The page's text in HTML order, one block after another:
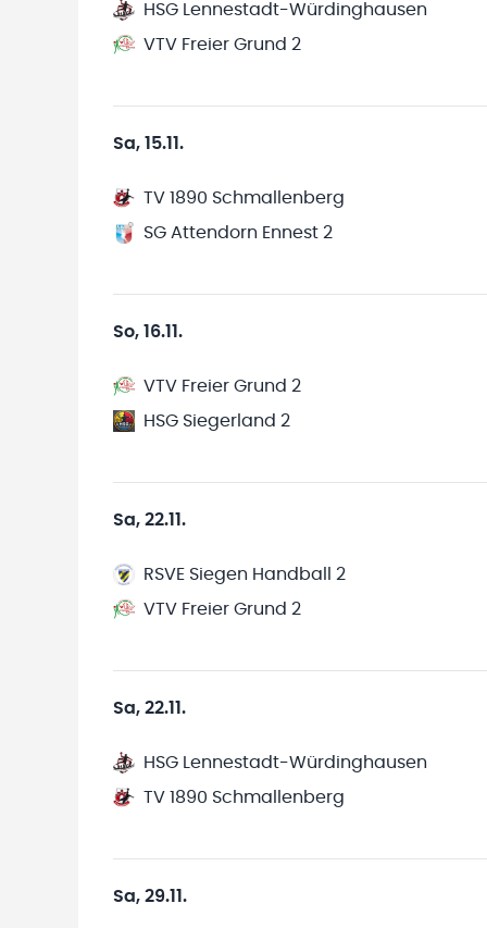
HSG Lennestadt-Würdinghausen
VTV Freier Grund 2
Sa, 15.11.
TV 1890 Schmallenberg
SG Attendorn Ennest 2
So, 16.11.
VTV Freier Grund 2
HSG Siegerland 2
Sa, 22.11.
RSVE Siegen Handball 2
VTV Freier Grund 2
Sa, 22.11.
HSG Lennestadt-Würdinghausen
TV 1890 Schmallenberg
Sa, 29.11.